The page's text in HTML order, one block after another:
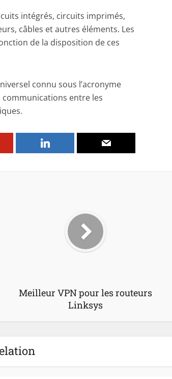
intégrés, circuits imprimés,
câbles et autres éléments. Les
de la disposition de ces
connu sous l’acronyme
communications entre les
Meilleur VPN pour les routeurs
Linksys